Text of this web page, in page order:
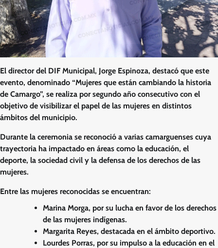
El director del DIF Municipal, Jorge Espinoza, destacó que este
evento, denominado “Mujeres que están cambiando la historia
de Camargo”, se realiza por segundo año consecutivo con el
objetivo de visibilizar el papel de las mujeres en distintos
ámbitos del municipio.
Durante la ceremonia se reconoció a varias camarguenses cuya
trayectoria ha impactado en áreas como la educación, el
deporte, la sociedad civil y la defensa de los derechos de las
mujeres.
Entre las mujeres reconocidas se encuentran:
Marina Morga, por su lucha en favor de los derechos
de las mujeres indígenas.
Margarita Reyes, destacada en el ámbito deportivo.
Lourdes Porras, por su impulso a la educación en el